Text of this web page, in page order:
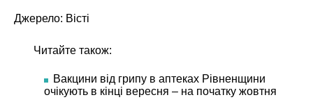
Джерело: Вісті
Читайте також:
Вакцини від грипу в аптеках Рівненщини
очікують в кінці вересня – на початку жовтня